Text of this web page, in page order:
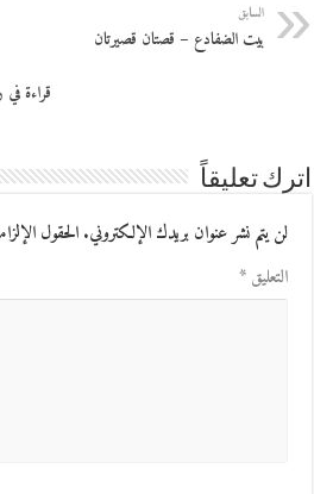
السابق
بيت الضفادع – قصتان قصيرتان
قراءة
اترك تعليقاً
لن يتم نشر عنوان بريدك الإلكتروني.الحقول
التعليق*